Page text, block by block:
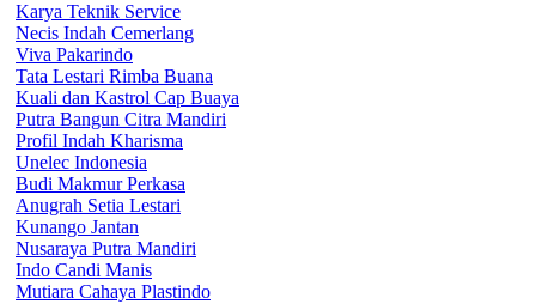
Karya Teknik Service
Necis Indah Cemerlang
Viva Pakarindo
Tata Lestari Rimba Buana
Kuali dan Kastrol Cap Buaya
Putra Bangun Citra Mandiri
Profil Indah Kharisma
Unelec Indonesia
Budi Makmur Perkasa
Anugrah Setia Lestari
Kunango Jantan
Nusaraya Putra Mandiri
Indo Candi Manis
Mutiara Cahaya Plastindo